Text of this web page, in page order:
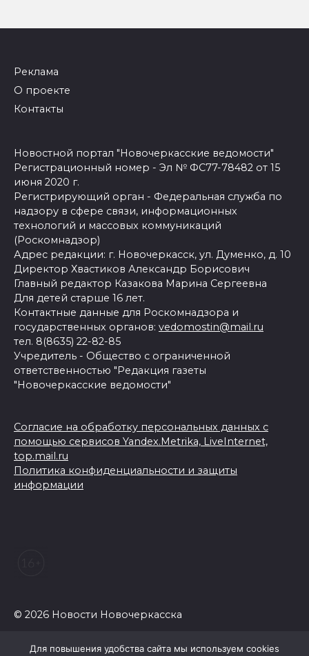
Реклама
О проекте
Контакты
Новостной портал "Новочеркасские ведомости"
Регистрационный номер - Эл № ФС77-78482 от 15
июня 2020 г.
Регистрирующий орган - Федеральная служба по
надзору в сфере связи, информационных
технологий и массовых коммуникаций
(Роскомнадзор)
Адрес редакции: г. Новочеркасск, ул. Думенко, д. 10
Директор Хвастиков Александр Борисович
Главный редактор Казакова Марина Сергеевна
Для детей старше 16 лет.
Контактные данные для Роскомнадзора и
государственных органов: vedomostin@mail.ru
тел. 8(8635) 22-82-85
Учредитель - Общество с ограниченной
ответственностью "Редакция газеты
"Новочеркасские ведомости"
Согласие на обработку персональных данных с
помощью сервисов Yandex.Metrika, LiveInternet,
top.mail.ru
Политика конфиденциальности и защиты
информации
© 2026 Новости Новочеркасска
Для повышения удобства сайта мы используем cookies